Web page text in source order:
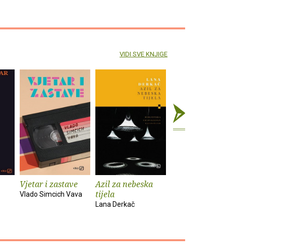
Vjetar i zastave
Vlado Simcich Vava
Azil za nebeska
tijela
Lana Derkač
VIDI SVE KNJIGE